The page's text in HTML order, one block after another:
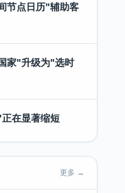
节点日历"辅助客
家"升级为"选时
在显著缩短
更多 →